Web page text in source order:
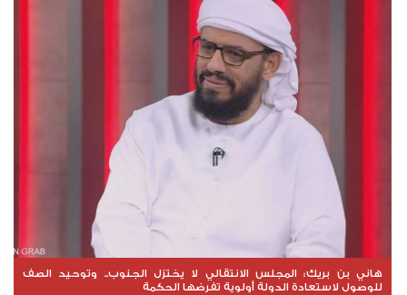
هاني بن بريك: المجلس الانتقالي لا يختزل الجنوب.. وتوحيد الصف
للوصول لاستعادة الدولة أولوية تفرضها الحكمة